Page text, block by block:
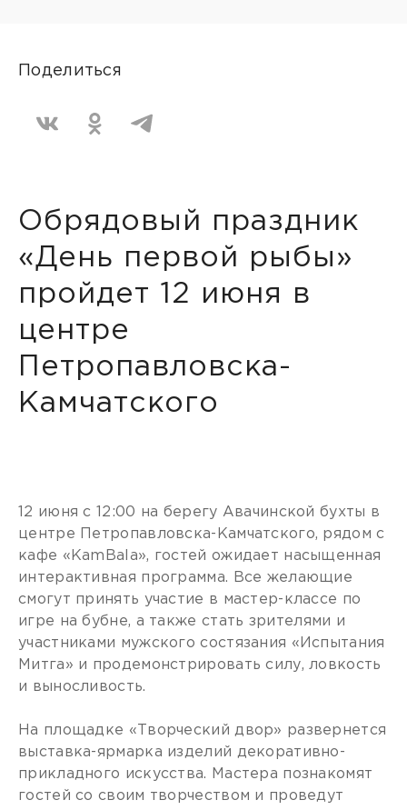
Поделиться
Обрядовый праздник
«День первой рыбы»
пройдет 12 июня в
центре
Петропавловска-
Камчатского
12 июня с 12:00 на берегу Авачинской бухты в
центре Петропавловска-Камчатского, рядом с
кафе «KamBala», гостей ожидает насыщенная
интерактивная программа. Все желающие
смогут принять участие в мастер-классе по
игре на бубне, а также стать зрителями и
участниками мужского состязания «Испытания
Митга» и продемонстрировать силу, ловкость
и выносливость.
На площадке «Творческий двор» развернется
выставка-ярмарка изделий декоративно-
прикладного искусства. Мастера познакомят
гостей со своим творчеством и проведут